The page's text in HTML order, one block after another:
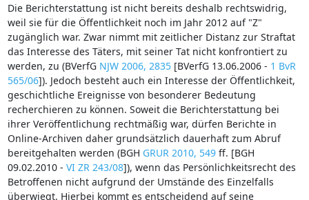
Die Berichterstattung ist nicht bereits deshalb rechtswidrig,
weil sie für die Öffentlichkeit noch im Jahr 2012 auf "Z"
zugänglich war. Zwar nimmt mit zeitlicher Distanz zur Straftat
das Interesse des Täters, mit seiner Tat nicht konfrontiert zu
werden, zu (BVerfG NJW 2006, 2835[BVerfG 13.06.2006 - 1 BvR
565/06]). Jedoch besteht auch ein Interesse der Öffentlichkeit,
geschichtliche Ereignisse von besonderer Bedeutung
recherchieren zu können. Soweit die Berichterstattung bei
ihrer Veröffentlichung rechtmäßig war, dürfen Berichte in
Online-Archiven daher grundsätzlich dauerhaft zum Abruf
bereitgehalten werden (BGH GRUR 2010, 549ff. [BGH
09.02.2010 - VI ZR 243/08]), wenn das Persönlichkeitsrecht des
Betroffenen nicht aufgrund der Umstände des Einzelfalls
überwiegt. Hierbei kommt es entscheidend auf seine